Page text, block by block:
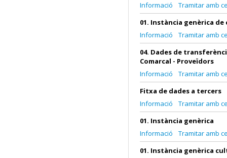
Informació
Tramitar amb
01. Instància genèrica
Informació
Tramitar amb
04. Dades de
Comarcal - Proveïdors
Informació
Tramitar amb
Fitxa de dades a tercers
Informació
Tramitar amb
01. Instància genèrica
Informació
Tramitar amb
01. Instància genèrica